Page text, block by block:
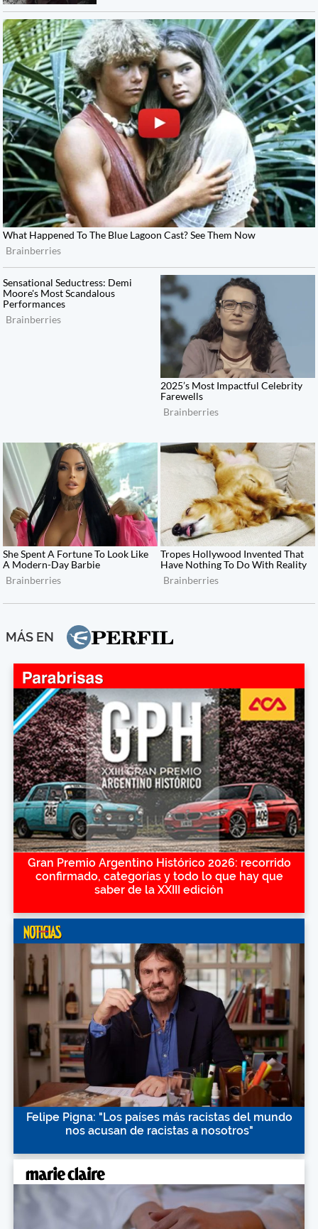
MÁS EN
Gran Premio Argentino Histórico 2026: recorrido
confirmado, categorías y todo lo que hay que
saber de la XXIII edición
Felipe Pigna: "Los países más racistas del mundo
nos acusan de racistas a nosotros"